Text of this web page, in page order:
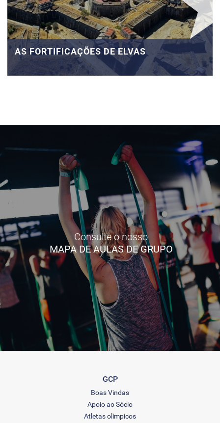
AS FORTIFICAÇÕES DE ELVAS
Consulte o nosso
MAPA DE AULAS DE GRUPO
GCP
Boas Vindas
Apoio ao Sócio
Atletas olímpicos